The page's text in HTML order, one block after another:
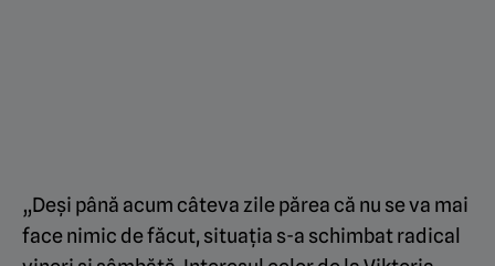
„Deși până acum câteva zile părea că nu se va mai
face nimic de făcut, situația s-a schimbat radical